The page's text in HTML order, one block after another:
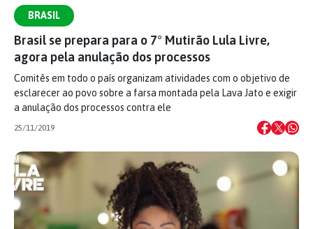
BRASIL
Brasil se prepara para o 7° Mutirão Lula Livre,
agora pela anulação dos processos
Comitês em todo o país organizam atividades com o objetivo de
esclarecer ao povo sobre a farsa montada pela Lava Jato e exigir
a anulação dos processos contra ele
25/11/2019